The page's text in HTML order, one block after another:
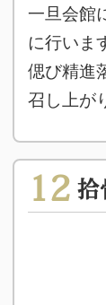
一旦会館
に行いま
偲び精進
召し上が
12 拾